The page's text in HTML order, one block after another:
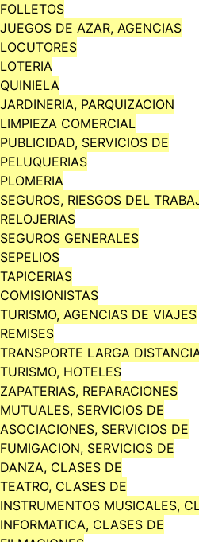
FOLLETOS
JUEGOS DE AZAR, AGENCIAS
LOCUTORES
LOTERIA
QUINIELA
JARDINERIA, PARQUIZACION
LIMPIEZA COMERCIAL
PUBLICIDAD, SERVICIOS DE
PELUQUERIAS
PLOMERIA
SEGUROS, RIESGOS DEL
RELOJERIAS
SEGUROS GENERALES
SEPELIOS
TAPICERIAS
COMISIONISTAS
TURISMO, AGENCIAS DE VIAJES
REMISES
TRANSPORTE LARGA
TURISMO, HOTELES
ZAPATERIAS, REPARACIONES
MUTUALES, SERVICIOS DE
ASOCIACIONES, SERVICIOS DE
FUMIGACION, SERVICIOS DE
DANZA, CLASES DE
TEATRO, CLASES DE
INSTRUMENTOS MUSICALES,
INFORMATICA, CLASES DE